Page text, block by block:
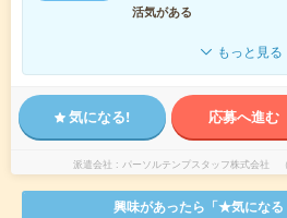
活気がある
もっと見る
気になる! 応募へ進む
派遣会社 パーソルテンプスタッフ株式会社
興味があったら「★気になる